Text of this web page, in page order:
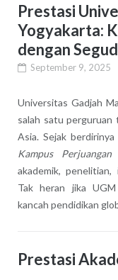
Prestasi
Yogyakarta:
dengan
September 9, 2025
Universitas Gadjah
salah satu
Asia. Sejak
Kampus Perjuangan
akademik, penelitian,
Tak heran jika UGM
kancah pendidikan
Prestasi